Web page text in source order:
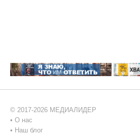
© 2017-2026 МЕДИАЛИДЕР
• О нас
• Наш блог